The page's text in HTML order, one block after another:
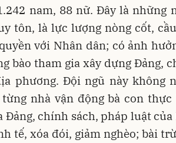
nam, 88 nữ. Đây là những
tôn, là lực lượng nòng cốt,
với Nhân dân; có ảnh
bào tham gia xây dựng Đảng,
phương. Đội ngũ này không
từng nhà vận động bà con
Đảng, chính sách, pháp luật
tế, xóa đói, giảm nghèo; bài